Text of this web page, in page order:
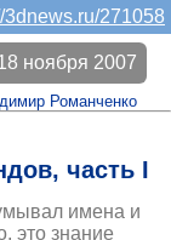
3dnews.ru/271058
часть I
имена и
это знание
ноября 2007
Романченко